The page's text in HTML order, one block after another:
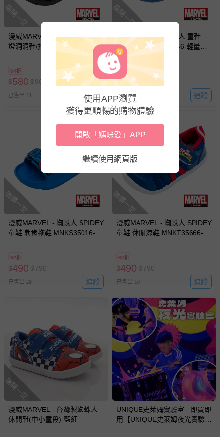
針對滿件折/滿額贈…等活動，如因部份退貨，而該訂單保
留商品未達活動門檻，將以原價計算，活動贈品亦需一併退
回。
部分商品依據消費者保護法的規定，不適用七天鑑賞期/猶
易於腐敗、保存期限較短或解約時即將逾期（例如生鮮
商品、食品等）。
客製化商品（例如客製生日書、姓名貼等）。
報紙、期刊或雜誌（惟書籍如經拆封、使用，則酌收整
新費用）。
經消費者拆封之影音商品或電腦軟體（例如 DVD、CD
等）。
非以有形媒介提供之數位內容或一經提供即為完成之線
上服務，經消費者事先同意始提供（例如線上課程、遊
戲或活動點數等）。
已拆封之以下類型商品：
-個人衛生用品（例如尿布、貼身衣物、泳裝、襪子、地
墊、寢具類等）。
-新生兒親膚衣物（嬰幼兒包巾與背巾、包屁衣、學習
-接觸性孕哺產品（奶嘴、奶瓶、擠乳器、哺乳衣、托腹
帶束縛衣、餐搖椅等）。
-其他原廠盒裝商品封口處已貼上「不可拆封」，或具警
示字句等說明貼紙、封條者。
國際航空、客運、訂房等服務。
相關的退換貨辦理流程，可詳見： 退換貨 & 退款問題
其他常見問題：
運送服務：目前提供的運送僅限台灣本島。如您位於離島地
區，可能會無法配送，或須依據商品需加收離島運費。廠商
亦保留出貨與否的權利。離島、偏遠地區、樓層親送等加價
費用，可能會另需加收。
商品實際的配達日期，可於訂單個人資料內的查詢訂單內，
搶購一空
漫威MARVEL - 蜘蛛人 童鞋 電
燈洞洞鞋/拖鞋 MNKG35400-輕
量透氣又舒適-黑紅-(中大童段)
64折
$580 $900
已售出 11 追蹤
搶購一空
漫威MARVEL - 蜘蛛人 童鞋
EVA拖鞋 MNKS24046-輕量好
穿脫-紅藍-(中童段)
6折
$330
已售出 12 追蹤
搶購一空
漫威MARVEL - 蜘蛛人 SPIDEY
童鞋 勃肯拖鞋 MNKS35016-輕
62折
$490 $790
已售出 28 追蹤
搶購一空
漫威MARVEL - 蜘蛛人 SPIDEY
童鞋 休閒涼鞋 MNKT35666-抗
62折
$490 $790
已售出 10 追蹤
搶購一空
漫威MARVEL - 台灣製蜘蛛人
休閒鞋(中小童段)-藍紅
UNIQUE史萊姆實驗室 - 即買即
用【UNIQUE史萊姆夜光實驗室
使用APP瀏覽
獲得更順暢的購物體驗
開啟「媽咪愛」APP
繼續使用網頁版